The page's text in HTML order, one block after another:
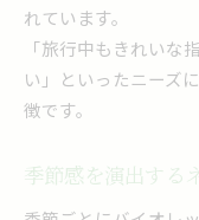
れています。
「旅行中もきれいな
い」といったニーズ
徴です。
季節感を演出する